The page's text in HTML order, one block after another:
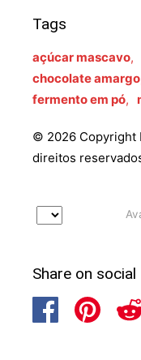
Tags
açúcar mascavo,
chocolate amargo
fermento em pó,
© 2026 Copyright
direitos
Share on social